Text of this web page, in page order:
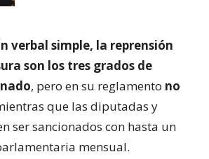
verbal simple, la reprensión
son los tres grados de
, pero en su reglamento no
que las diputadas y
ser sancionados con hasta un
mensual.